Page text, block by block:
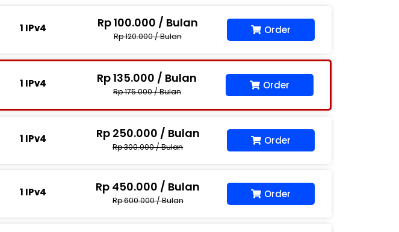
1 IPv4 Rp 100.000 / Bulan
Rp 120.000 / Bulan
Order
1 IPv4 Rp 135.000 / Bulan
Rp 175.000 / Bulan
Order
1 IPv4 Rp 250.000 / Bulan
Rp 300.000 / Bulan
Order
1 IPv4 Rp 450.000 / Bulan
Rp 600.000 / Bulan
Order